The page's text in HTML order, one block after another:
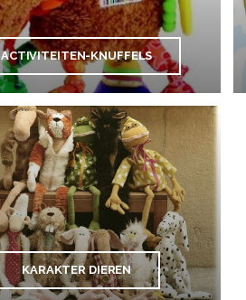
ACTIVITEITEN-KNUFFELS
KARAKTER DIEREN